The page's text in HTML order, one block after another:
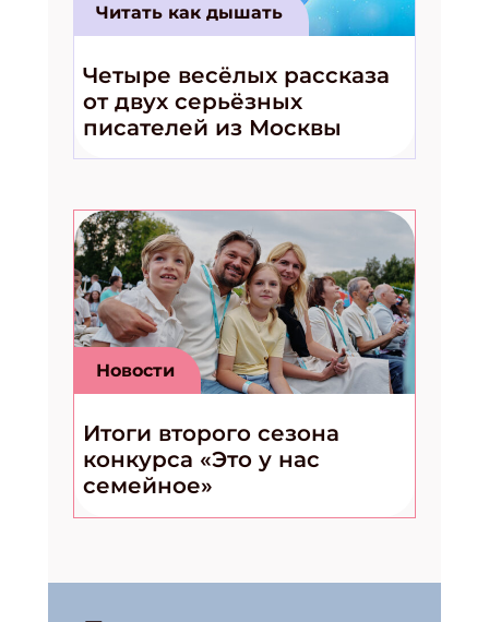
Читать как дышать
Четыре весёлых рассказа
от двух серьёзных
писателей из Москвы
Новости
Итоги второго сезона
конкурса «Это у нас
семейное»